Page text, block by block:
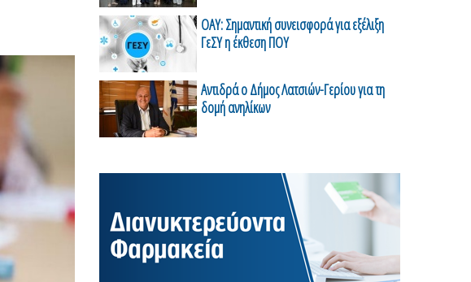
ΟΑΥ: Σημαντική συνεισφορά για εξέλιξη
ΓεΣΥ η έκθεση ΠΟΥ
Αντιδρά ο Δήμος Λατσιών-Γερίου για τη
δομή ανηλίκων